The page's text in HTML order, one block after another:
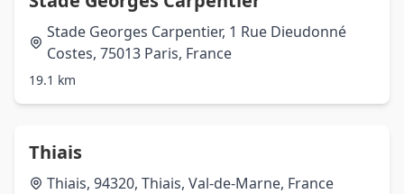
Stade Georges Carpentier, 1 Rue Dieudonné
Costes, 75013 Paris, France
19.1 km
Thiais
Thiais, 94320, Thiais, Val-de-Marne, France